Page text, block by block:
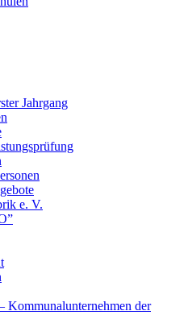
Jahrgang
e. V.
Kommunalunternehmen der